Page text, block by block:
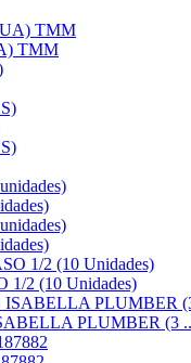
TMM
2 (10 Unidades)
PLUMBER (3